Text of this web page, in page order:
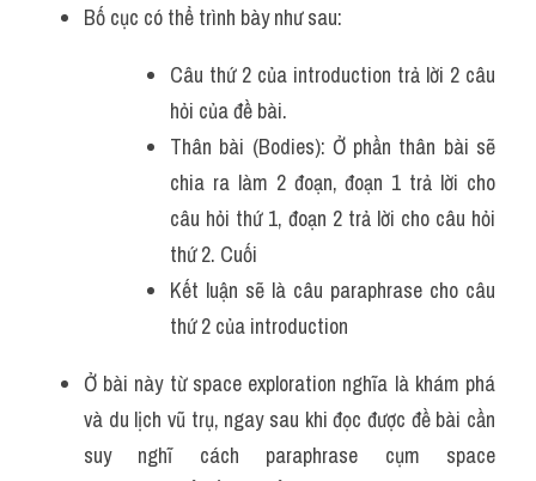
Bố cục có thể trình bày như sau:
Câu thứ 2 của introduction trả lời 2 câu
hỏi của đề bài.
Thân bài (Bodies): Ở phần thân bài sẽ
chia ra làm 2 đoạn, đoạn 1 trả lời cho
câu hỏi thứ 1, đoạn 2 trả lời cho câu hỏi
thứ 2. Cuối
Kết luận sẽ là câu paraphrase cho câu
thứ 2 của introduction
Ở bài này từ space exploration nghĩa là khám phá
và du lịch vũ trụ, ngay sau khi đọc được đề bài cần
suy nghĩ cách paraphrase cụm space